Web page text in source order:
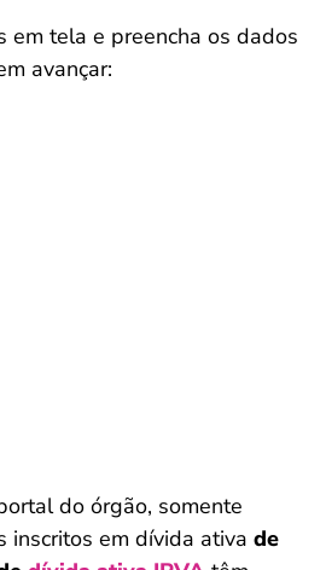
em tela e preencha os dados
avançar:
do órgão, somente
inscritos em dívida ativa de